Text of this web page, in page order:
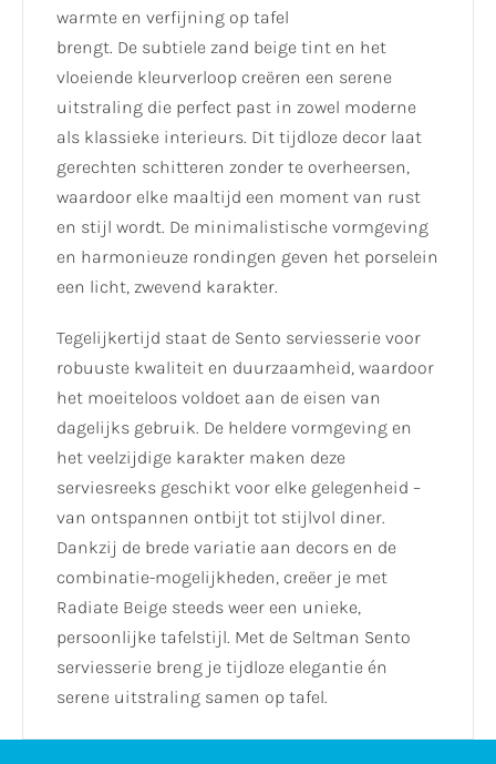
warmte en verfijning op tafel
brengt. De subtiele zand beige tint en het
vloeiende kleurverloop creëren een serene
uitstraling die perfect past in zowel moderne
als klassieke interieurs. Dit tijdloze decor laat
gerechten schitteren zonder te overheersen,
waardoor elke maaltijd een moment van rust
en stijl wordt. De minimalistische vormgeving
en harmonieuze rondingen geven het porselein
een licht, zwevend karakter.
Tegelijkertijd staat de Sento serviesserie voor
robuuste kwaliteit en duurzaamheid, waardoor
het moeiteloos voldoet aan de eisen van
dagelijks gebruik. De heldere vormgeving en
het veelzijdige karakter maken deze
serviesreeks geschikt voor elke gelegenheid –
van ontspannen ontbijt tot stijlvol diner.
Dankzij de brede variatie aan decors en de
combinatie-mogelijkheden, creëer je met
Radiate Beige steeds weer een unieke,
persoonlijke tafelstijl. Met de Seltman Sento
serviesserie breng je tijdloze elegantie én
serene uitstraling samen op tafel.